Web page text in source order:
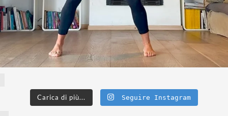
Carica di più... Seguire Instagram